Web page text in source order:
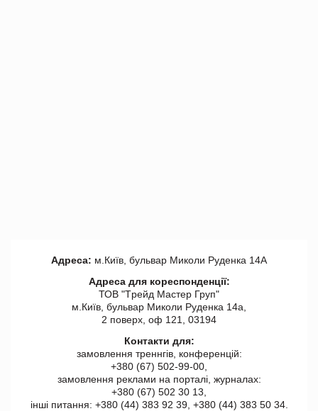
Адреса: м.Київ, бульвар Миколи Руденка 14А
Адреса для кореспонденції:
ТОВ "Tрейд Мастер Груп"
м.Київ, бульвар Миколи Руденка 14а,
2 поверх, оф 121, 03194
Контакти для:
замовлення треннгів, конференцій:
+380 (67) 502-99-00,
замовлення реклами на порталі, журналах:
+380 (67) 502 30 13,
інші питання: +380 (44) 383 92 39, +380 (44) 383 50 34.